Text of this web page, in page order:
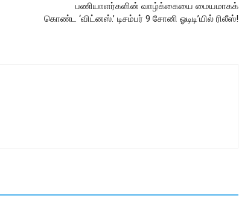
பணியாளர்களின் வாழ்க்கையை மையமாகக்
கொண்ட ‘விட்னஸ்.’ டிசம்பர் 9 சோனி ஓடிடி’யில் ரிலீஸ்!